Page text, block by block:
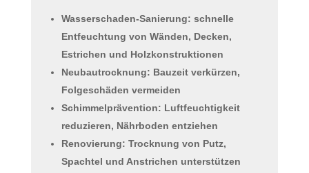
Wasserschaden-Sanierung: schnelle
Entfeuchtung von Wänden, Decken,
Estrichen und Holzkonstruktionen
Neubautrocknung: Bauzeit verkürzen,
Folgeschäden vermeiden
Schimmelprävention: Luftfeuchtigkeit
reduzieren, Nährboden entziehen
Renovierung: Trocknung von Putz,
Spachtel und Anstrichen unterstützen